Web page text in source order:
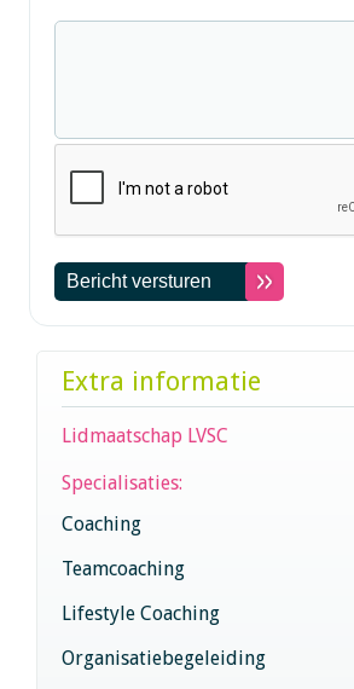
Extra informatie
Lidmaatschap LVSC
Specialisaties:
Coaching
Teamcoaching
Lifestyle Coaching
Organisatiebegeleiding